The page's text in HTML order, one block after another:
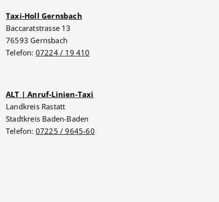
Taxi-Holl Gernsbach
Baccaratstrasse 13
76593 Gernsbach
Telefon: 07224 / 19 410
ALT | Anruf-Linien-Taxi
Landkreis Rastatt
Stadtkreis Baden-Baden
Telefon: 07225 / 9645-60